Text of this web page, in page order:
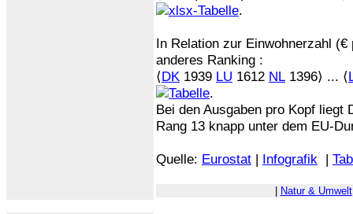
.
In Relation zur Einwohnerzahl
anderes Ranking :
⟨DK 1939 LU 1612 NL 1396⟩ ... ⟨
.
Bei den Ausgaben pro Kopf liegt
Rang 13 knapp unter dem EU-
Quelle: Eurostat | Infografik |
Natur & Umwelt